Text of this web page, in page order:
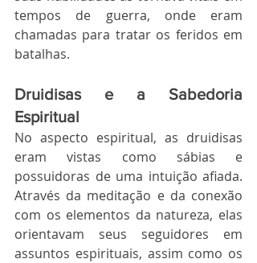
tempos de guerra, onde eram
chamadas para tratar os feridos em
batalhas.
Druidisas e a Sabedoria
Espiritual
No aspecto espiritual, as druidisas
eram vistas como sábias e
possuidoras de uma intuição afiada.
Através da meditação e da conexão
com os elementos da natureza, elas
orientavam seus seguidores em
assuntos espirituais, assim como os